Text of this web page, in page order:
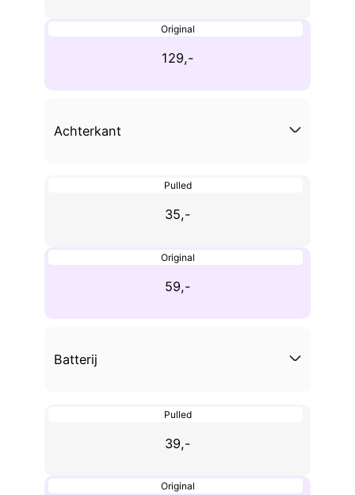
Original
129,-
Achterkant
Pulled
35,-
Original
59,-
Batterij
Pulled
39,-
Original